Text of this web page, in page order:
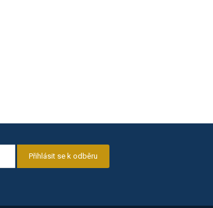
Přihlásit se k odběru